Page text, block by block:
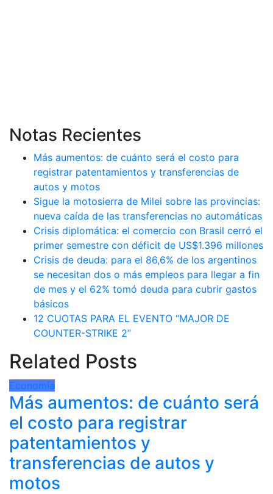
Notas Recientes
Más aumentos: de cuánto será el costo para
registrar patentamientos y transferencias de
autos y motos
Sigue la motosierra de Milei sobre las provincias:
nueva caída de las transferencias no automáticas
Crisis diplomática: el comercio con Brasil cerró el
primer semestre con déficit de US$1.396 millones
Crisis de deuda: para el 86,6% de los argentinos
se necesitan dos o más empleos para llegar a fin
de mes y el 62% tomó deuda para cubrir gastos
básicos
12 CUOTAS PARA EL EVENTO “MAJOR DE
COUNTER-STRIKE 2”
Related Posts
Economía
Más aumentos: de cuánto será
el costo para registrar
patentamientos y
transferencias de autos y
motos